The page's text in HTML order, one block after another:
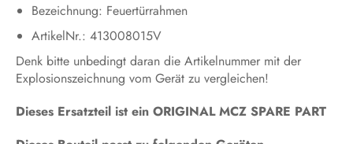
Bezeichnung: Feuertürrahmen
ArtikelNr.: 413008015V
Denk bitte unbedingt daran die Artikelnummer mit der
Explosionszeichnung vom Gerät zu vergleichen!
Dieses Ersatzteil ist ein ORIGINAL MCZ SPARE PART